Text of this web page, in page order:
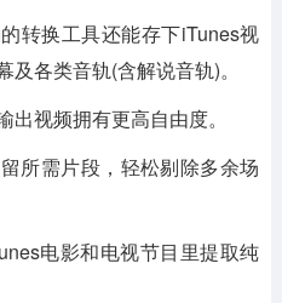
转换工具还能存下iTunes视
各类音轨(含解说音轨)。
视频拥有更高自由度。
所需片段，轻松剔除多余场
电影和电视节目里提取纯